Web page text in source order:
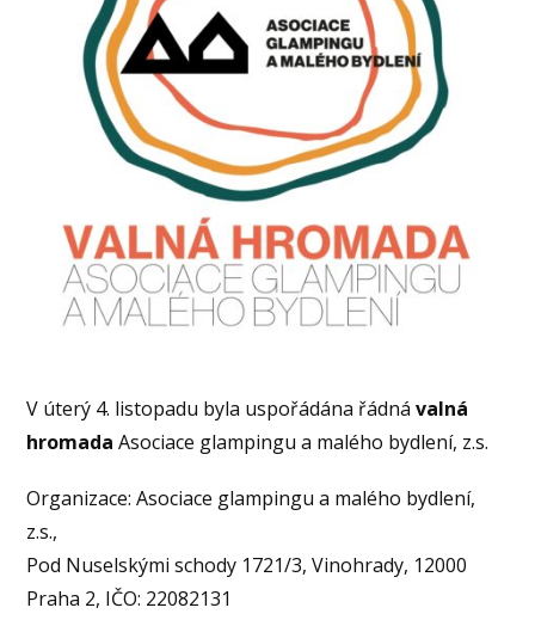
V úterý 4. listopadu byla uspořádána řádnávalná
hromada Asociace glampingu a malého bydlení, z.s.
Organizace: Asociace glampingu a malého bydlení,
z.s.,
Pod Nuselskými schody 1721/3, Vinohrady, 12000
Praha 2, IČO: 22082131